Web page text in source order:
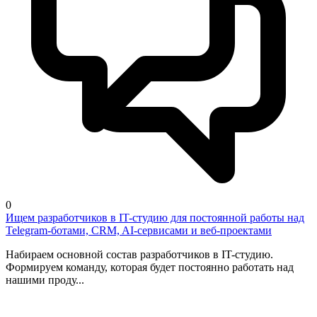
0
Ищем разработчиков в IT-студию для постоянной работы над
Telegram-ботами, CRM, AI-сервисами и веб-проектами
Набираем основной состав разработчиков в IT-студию.
Формируем команду, которая будет постоянно работать над
нашими проду...